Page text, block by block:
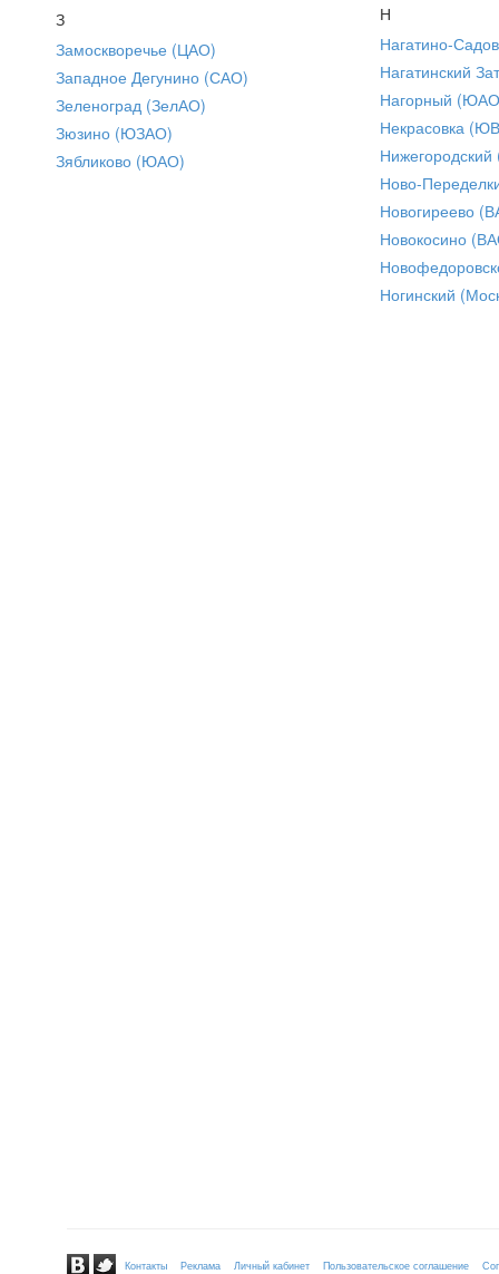
З
Замоскворечье (ЦАО)
Западное Дегунино (САО)
Зеленоград (ЗелАО)
Зюзино (ЮЗАО)
Зябликово (ЮАО)
Н
Нагатино-
Нагатинский
Нагорный
Некрасовка
Ново-
Новогиреево
Новокосино
Ногинский
Контакты Реклама Личный кабинет Пользовательское соглашение